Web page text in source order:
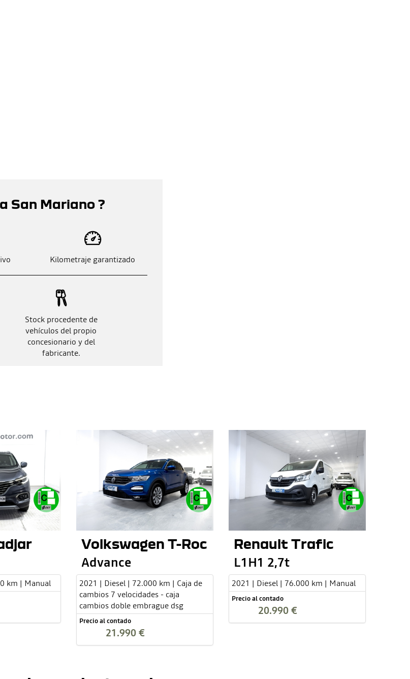
San Mariano ?
Kilometraje garantizado
Stock procedente de
vehículos del propio
concesionario y del
fabricante.
km | Manual
Volkswagen T-Roc
Advance
2021 | Diesel | 72.000 km | Caja de
cambios 7 velocidades - caja
cambios doble embrague dsg
Precio al contado
21.990 €
Renault Trafic
L1H1 2,7t
2021 | Diesel | 76.000 km | Manual
Precio al contado
20.990 €